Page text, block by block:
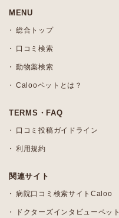
MENU
総合トップ
口コミ検索
動物薬検索
Calooペットとは？
TERMS・FAQ
口コミ投稿ガイドライン
利用規約
関連サイト
病院口コミ検索サイトCaloo
ドクターズインタビューペット